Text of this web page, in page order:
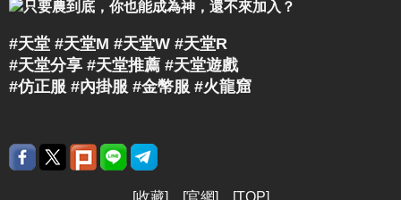
只要農到底，你也能成為神，還不來加入？
#天堂 #天堂M #天堂W #天堂R ​
#天堂分享 #天堂推薦 #天堂遊戲 ​
#仿正服 #內掛服 #金幣服 #火龍窟
[收藏] [官網] [TOP]